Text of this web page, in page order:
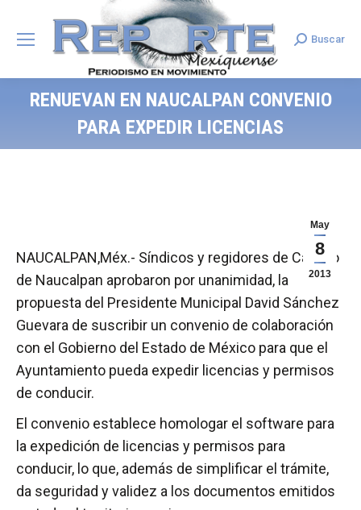
Search:
Buscar
RENUEVAN EN NAUCALPAN CONVENIO
PARA EXPEDIR LICENCIAS
May
8
2013
NAUCALPAN,Méx.- Síndicos y regidores de Cabildo
de Naucalpan aprobaron por unanimidad, la
propuesta del Presidente Municipal David Sánchez
Guevara de suscribir un convenio de colaboración
con el Gobierno del Estado de México para que el
Ayuntamiento pueda expedir licencias y permisos
de conducir.
El convenio establece homologar el software para
la expedición de licencias y permisos para
conducir, lo que, además de simplificar el trámite,
da seguridad y validez a los documentos emitidos